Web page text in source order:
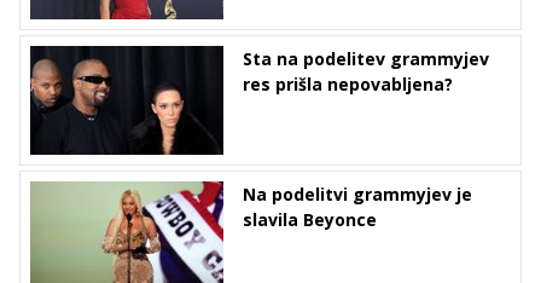
Sta na podelitev grammyjev
res prišla nepovabljena?
Na podelitvi grammyjev je
slavila Beyonce